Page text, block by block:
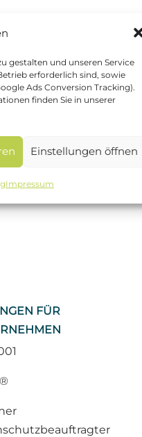
gestalten und unseren Service
erforderlich sind, sowie
Ads Conversion Tracking).
finden Sie in unserer
Einstellungen öffnen
Impressum
(OS-Plattform)
–
FÜR